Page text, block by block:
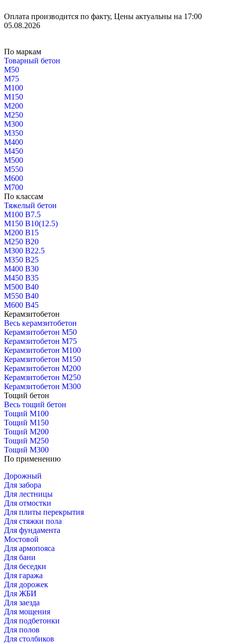
Оплата производится по факту, Цены актуальны на 17:00
05.08.2026
По маркам
Товарный бетон
М50
М75
М100
М150
М200
М250
М300
М350
М400
М450
М500
М550
М600
М700
По классам
Тяжелый бетон
М100 В7.5
М150 В10(12.5)
М200 В15
М250 В20
М300 В22.5
М350 В25
М400 В30
М450 В35
М500 В40
М550 В40
М600 В45
Керамзитобетон
Весь керамзитобетон
Керамзитобетон М50
Керамзитобетон М75
Керамзитобетон М100
Керамзитобетон М150
Керамзитобетон М200
Керамзитобетон М250
Керамзитобетон М300
Тощий бетон
Весь тощий бетон
Тощий М100
Тощий М150
Тощий М200
Тощий М250
Тощий М300
По применению
Дорожный
Для забора
Для лестницы
Для отмостки
Для плиты перекрытия
Для стяжки пола
Для фундамента
Мостовой
Для армопояса
Для бани
Для беседки
Для гаража
Для дорожек
Для ЖБИ
Для заезда
Для мощения
Для подбетонки
Для полов
Для столбиков